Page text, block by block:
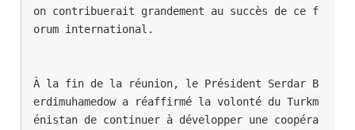
on contribuerait grandement au succès de ce f
orum international.
À la fin de la réunion, le Président Serdar B
erdimuhamedow a réaffirmé la volonté du Turkm
énistan de continuer à développer une coopéra